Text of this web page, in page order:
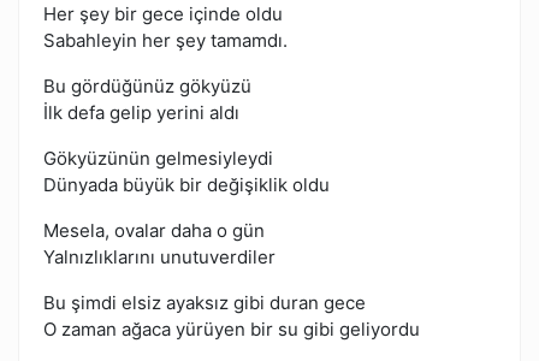
Her şey bir gece içinde oldu
Sabahleyin her şey tamamdı.
Bu gördüğünüz gökyüzü
İlk defa gelip yerini aldı
Gökyüzünün gelmesiyleydi
Dünyada büyük bir değişiklik oldu
Mesela, ovalar daha o gün
Yalnızlıklarını unutuverdiler
Bu şimdi elsiz ayaksız gibi duran gece
O zaman ağaca yürüyen bir su gibi geliyordu